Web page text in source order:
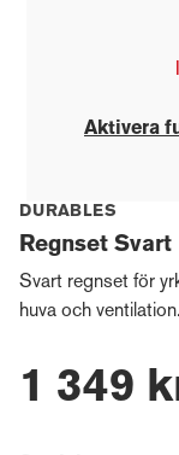
Aktivera
DURABLES
Regnset Svart
Svart regnset för
huva och
1 349